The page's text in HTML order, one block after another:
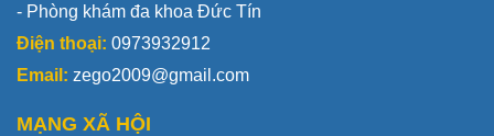
- Phòng khám đa khoa Đức Tín
Điện thoại: 0973932912
Email: zego2009@gmail.com
MẠNG XÃ HỘI